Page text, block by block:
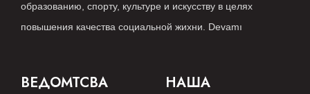
образованию, спорту, культуре и искусству в целях
повышения качества социальной жихни. Devamı
ВЕДОМТСВА
НАША